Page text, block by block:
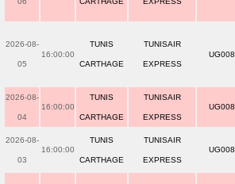
2026-08-
05
16:00:00
TUNIS
CARTHAGE
TUNISAIR
EXPRESS
UG008
2026-08-
04
16:00:00
TUNIS
CARTHAGE
TUNISAIR
EXPRESS
UG008
2026-08-
03
16:00:00
TUNIS
CARTHAGE
TUNISAIR
EXPRESS
UG008